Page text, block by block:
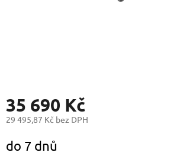
35 690 Kč
29 495,87 Kč bez DPH
cena:
do 7 dnů